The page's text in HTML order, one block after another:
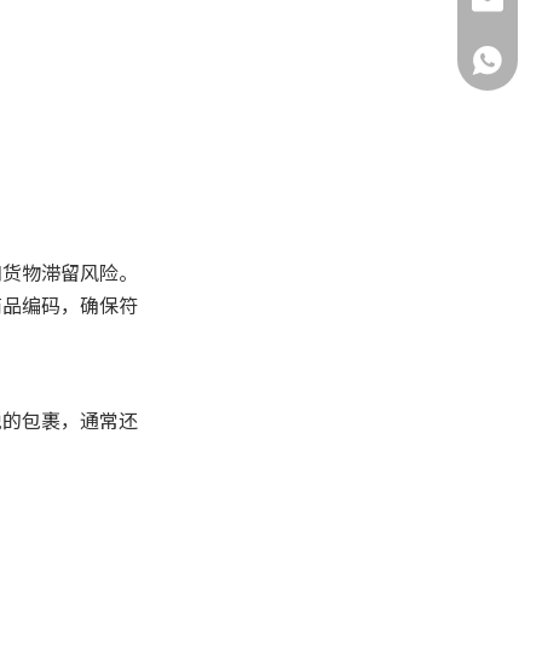
物滞留风险。
编码，确保符
包裹，通常还
+86-